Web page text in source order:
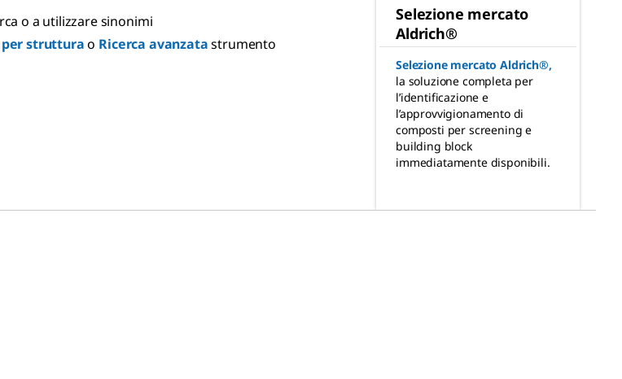
o a utilizzare sinonimi
per struttura o Ricerca avanzata strumento
Selezione mercato
Aldrich®
Selezione mercato Aldrich®,
la soluzione completa per
l’identificazione e
l’approvvigionamento di
composti per screening e
building block
immediatamente disponibili.